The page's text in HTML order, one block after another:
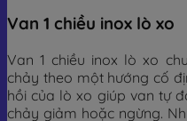
Van 1 chiều inox lò xo
Van 1 chiều inox lò xo
chảy theo một hướng cố
hồi của lò xo giúp van tự
chảy giảm hoặc ngừng.